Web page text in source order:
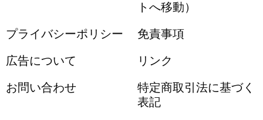
トへ移動）
プライバシーポリシー 免責事項
広告について リンク
お問い合わせ
特定商取引法に基づく
表記